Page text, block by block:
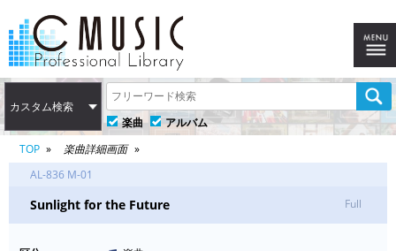
カスタム検索
楽曲
アルバム
TOP
楽曲詳細画面
AL-836 M-01
Sunlight for the Future Full